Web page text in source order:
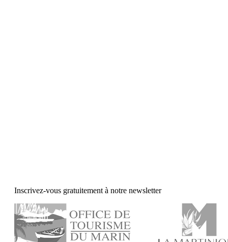
Inscrivez-vous gratuitement à notre newsletter